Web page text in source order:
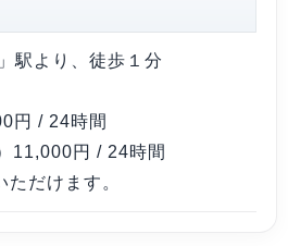
駅より、徒歩１分
円 / 24時間
11,000円 / 24時間
だけます。